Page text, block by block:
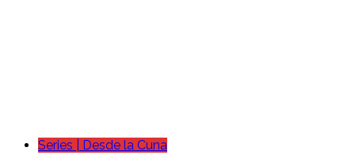
Series | Desde la Cuna